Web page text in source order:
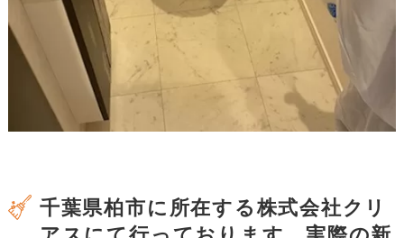
千葉県柏市に所在する株式会社クリ